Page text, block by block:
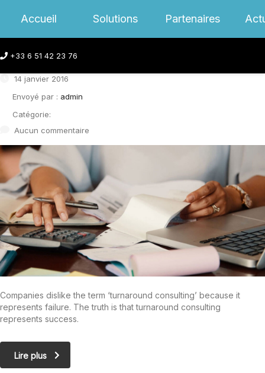
+33 6 51 42 23 76
Accueil Solutions Partenaires
Financial Services
14 janvier 2016
Envoyé par : admin
Catégorie:
Aucun commentaire
Companies dislike the term ‘turnaround consulting’ because it
represents failure. The truth is that turnaround consulting
represents success.
Lire plus